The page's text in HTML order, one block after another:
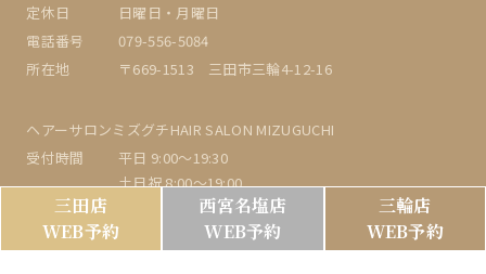
定休日
日曜日・月曜日
電話番号
079-556-5084
所在地
〒669-1513 三田市三輪4-12-16
ヘアーサロンミズグチHAIR SALON MIZUGUCHI
受付時間
平日 9:00～19:30
土日祝 8:00～19:00
定休日
月曜日・火曜日
電話番号
078-592-9596
三田店
WEB予約
西宮名塩店
WEB予約
三輪店
WEB予約